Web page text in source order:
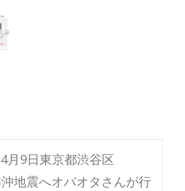
9日東京都渋谷区
地震へオバオタさんが行